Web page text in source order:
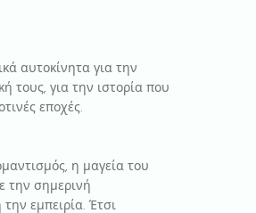
αυτοκίνητα για την
τους, για την ιστορία που
εποχές.
η μαγεία του
την σημερινή
εμπειρία. Έτσι